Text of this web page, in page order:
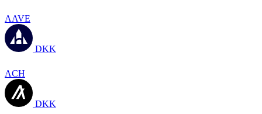
AAVE
DKK
ACH
DKK